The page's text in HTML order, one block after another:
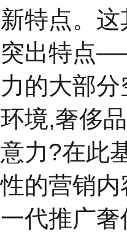
特点。这
突出特点
的大部
境,奢侈
意力?在
的营销
代推广